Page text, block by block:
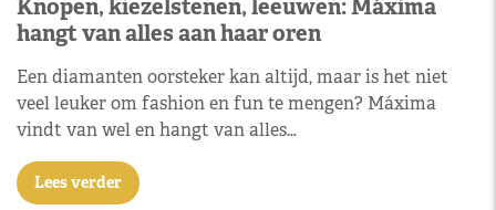
Knopen, kiezelstenen, leeuwen: Máxima
hangt van alles aan haar oren
Een diamanten oorsteker kan altijd, maar is het niet
veel leuker om fashion en fun te mengen? Máxima
vindt van wel en hangt van alles…
Lees verder